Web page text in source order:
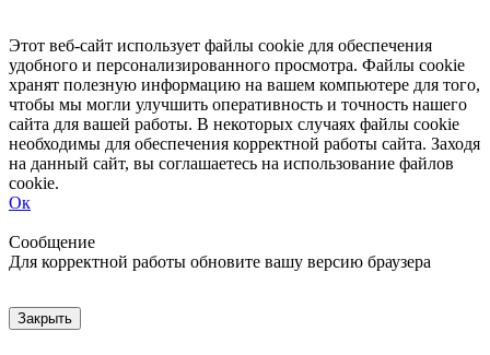
Этот веб-сайт использует файлы cookie для обеспечения
удобного и персонализированного просмотра. Файлы cookie
хранят полезную информацию на вашем компьютере для того,
чтобы мы могли улучшить оперативность и точность нашего
сайта для вашей работы. В некоторых случаях файлы cookie
необходимы для обеспечения корректной работы сайта. Заходя
на данный сайт, вы соглашаетесь на использование файлов
cookie.
Ок
Сообщение
Для корректной работы обновите вашу версию браузера
Закрыть